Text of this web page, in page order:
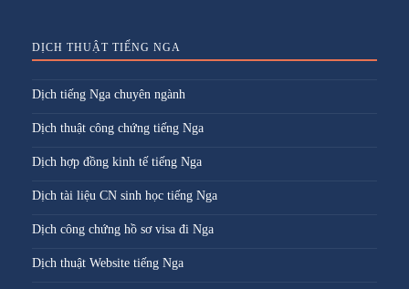
DỊCH THUẬT TIẾNG NGA
Dịch tiếng Nga chuyên ngành
Dịch thuật công chứng tiếng Nga
Dịch hợp đồng kinh tế tiếng Nga
Dịch tài liệu CN sinh học tiếng Nga
Dịch công chứng hồ sơ visa đi Nga
Dịch thuật Website tiếng Nga